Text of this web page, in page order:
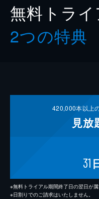
無料トラ
2つの特典
420,000本以上
見放
31
※無料トライアル期間終了日の翌日が
※日割りでのご請求はいたしません。